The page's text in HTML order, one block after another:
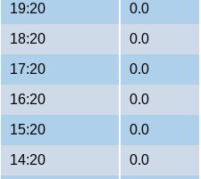
19:20
0.0
18:20
0.0
17:20
0.0
16:20
0.0
15:20
0.0
14:20 0.0